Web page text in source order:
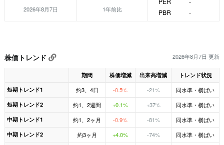
2026年8月7日 1年前比
PBR
-
株価トレンド 2026年8月7日 更新
期間 株価増減 出来高増減
トレンド状況
短期トレンド1
約3、4日 -0.5% -21% 同水準・横ばい
短期トレンド2 約1、2週間 +0.1% +37% 同水準・横ばい
中期トレンド1 約1、2ヶ月 -0.9% -81% 同水準・横ばい
中期トレンド2 約3ヶ月 +4.0% -74% 同水準・横ばい